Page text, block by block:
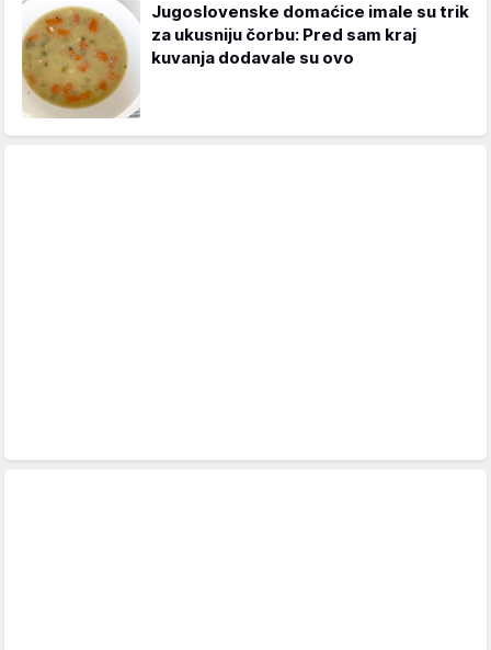
Jugoslovenske domaćice imale su trik
za ukusniju čorbu: Pred sam kraj
kuvanja dodavale su ovo